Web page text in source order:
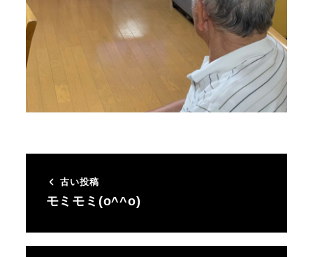
古い投稿
モミモミ(o^^o)